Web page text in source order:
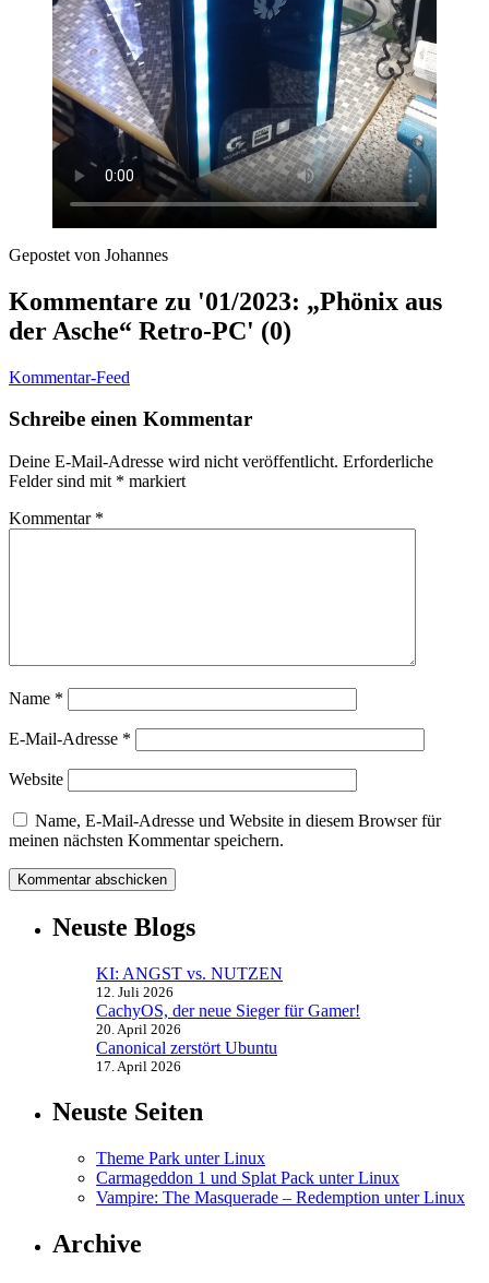
Gepostet von Johannes
Kommentare zu '01/2023: „Phönix aus
der Asche“ Retro-PC' (0)
Kommentar-Feed
Schreibe einen Kommentar
Deine E-Mail-Adresse wird nicht veröffentlicht. Erforderliche
Felder sind mit * markiert
Kommentar *
Name *
E-Mail-Adresse *
Website
Name, E-Mail-Adresse und Website in diesem Browser für
meinen nächsten Kommentar speichern.
Neuste Blogs
KI: ANGST vs. NUTZEN
12. Juli 2026
CachyOS, der neue Sieger für Gamer!
20. April 2026
Canonical zerstört Ubuntu
17. April 2026
Neuste Seiten
Theme Park unter Linux
Carmageddon 1 und Splat Pack unter Linux
Vampire: The Masquerade – Redemption unter Linux
Archive